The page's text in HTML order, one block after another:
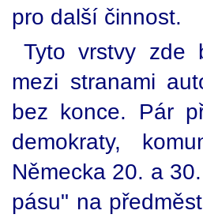
pro další činnost.
Tyto vrstvy zde
mezi stranami
bez konce. Pár
demokraty,
Německa 20. a
pásu" na